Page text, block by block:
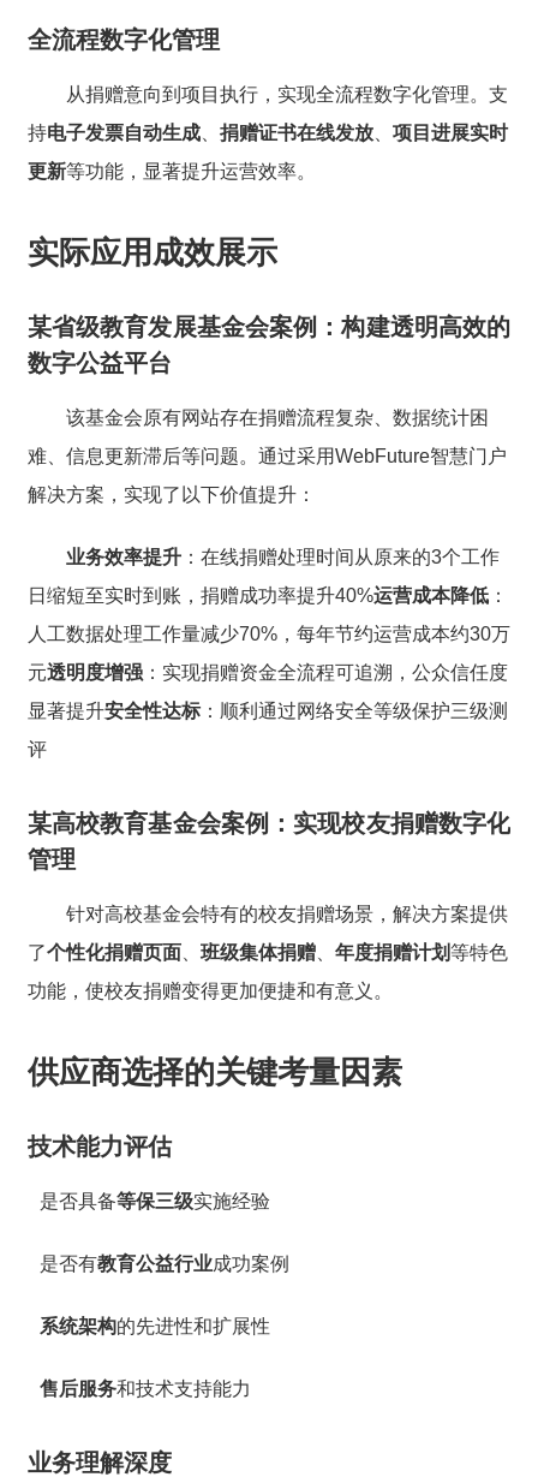
全流程数字化管理
从捐赠意向到项目执行，实现全流程数字化管理。支
持电子发票自动生成、 捐赠证书在线发放、 项目进展实时
更新等功能，显著提升运营效率。
实际应用成效展示
某省级教育发展基金会案例：构建透明高效的
数字公益平台
该基金会原有网站存在捐赠流程复杂、数据统计困
难、信息更新滞后等问题。通过采用WebFuture智慧门户
解决方案，实现了以下价值提升：
业务效率提升：在线捐赠处理时间从原来的3个工作
日缩短至实时到账，捐赠成功率提升40%运营成本降低：
人工数据处理工作量减少70%，每年节约运营成本约30万
元透明度增强：实现捐赠资金全流程可追溯，公众信任度
显著提升安全性达标：顺利通过网络安全等级保护三级测
评
某高校教育基金会案例：实现校友捐赠数字化
管理
针对高校基金会特有的校友捐赠场景，解决方案提供
了个性化捐赠页面、 班级集体捐赠、 年度捐赠计划等特色
功能，使校友捐赠变得更加便捷和有意义。
供应商选择的关键考量因素
技术能力评估
是否具备等保三级实施经验
是否有教育公益行业成功案例
系统架构的先进性和扩展性
售后服务和技术支持能力
业务理解深度